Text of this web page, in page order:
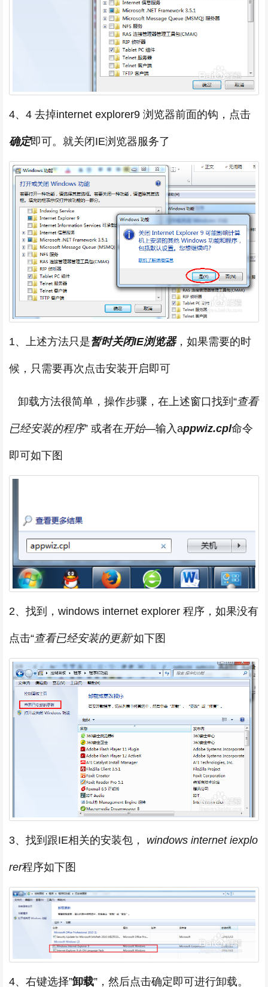
4、4 去掉internet explorer9 浏览器前面的钩，点击
确定即可。就关闭IE浏览器服务了
1、上述方法只是暂时关闭IE浏览器，如果需要的时
候，只需要再次点击安装开启即可
卸载方法很简单，操作步骤，在上述窗口找到“查看
已经安装的程序” 或者在开始—输入appwiz.cpl命令
即可如下图
2、找到，windows internet explorer 程序，如果没有
点击“查看已经安装的更新‘如下图
3、找到跟IE相关的安装包， windows internet iexplo
rer程序如下图
4、右键选择”卸载”，然后点击确定即可进行卸载。